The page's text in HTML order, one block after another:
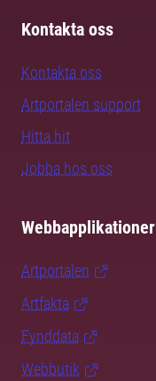
Kontakta oss
Kontakta oss
Artportalen support
Hitta hit
Jobba hos oss
Webbapplikationer
Artportalen
Artfakta
Fynddata
Webbutik